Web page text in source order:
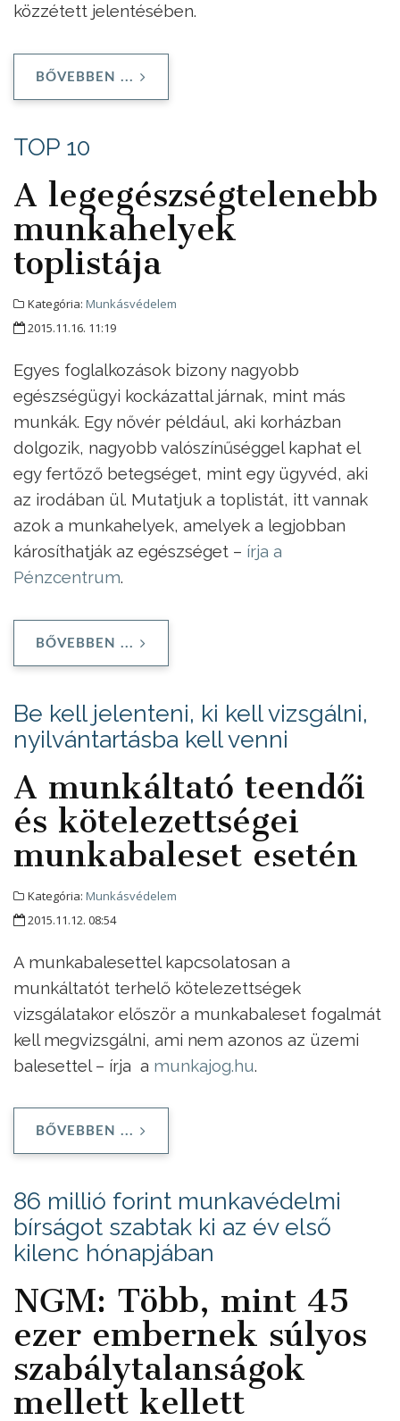
közzétett jelentésében.
BŐVEBBEN ...
TOP 10
A legegészségtelenebb
munkahelyek
toplistája
Kategória: Munkásvédelem
2015.11.16. 11:19
Egyes foglalkozások bizony nagyobb
egészségügyi kockázattal járnak, mint más
munkák. Egy nővér például, aki korházban
dolgozik, nagyobb valószínűséggel kaphat el
egy fertőző betegséget, mint egy ügyvéd, aki
az irodában ül. Mutatjuk a toplistát, itt vannak
azok a munkahelyek, amelyek a legjobban
károsíthatják az egészséget – írja a
Pénzcentrum.
BŐVEBBEN ...
Be kell jelenteni, ki kell vizsgálni,
nyilvántartásba kell venni
A munkáltató teendői
és kötelezettségei
munkabaleset esetén
Kategória: Munkásvédelem
2015.11.12. 08:54
A munkabalesettel kapcsolatosan a
munkáltatót terhelő kötelezettségek
vizsgálatakor először a munkabaleset fogalmát
kell megvizsgálni, ami nem azonos az üzemi
balesettel – írja a munkajog.hu.
BŐVEBBEN ...
86 millió forint munkavédelmi
bírságot szabtak ki az év első
kilenc hónapjában
NGM: Több, mint 45
ezer embernek súlyos
szabálytalanságok
mellett kellett